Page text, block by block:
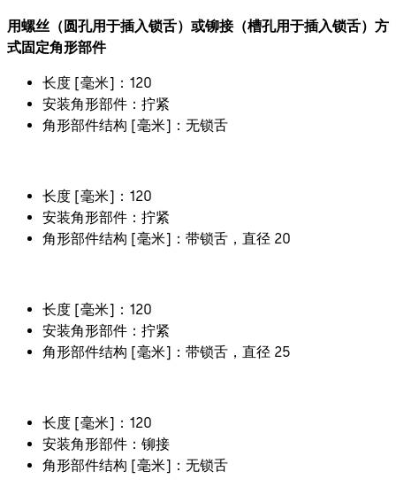
用螺丝（圆孔用于插入锁舌）或铆接（槽孔用于插入锁舌）方
式固定角形部件
长度 [毫米]：120
安装角形部件：拧紧
角形部件结构 [毫米]：无锁舌
长度 [毫米]：120
安装角形部件：拧紧
角形部件结构 [毫米]：带锁舌，直径 20
长度 [毫米]：120
安装角形部件：拧紧
角形部件结构 [毫米]：带锁舌，直径 25
长度 [毫米]：120
安装角形部件：铆接
角形部件结构 [毫米]：无锁舌